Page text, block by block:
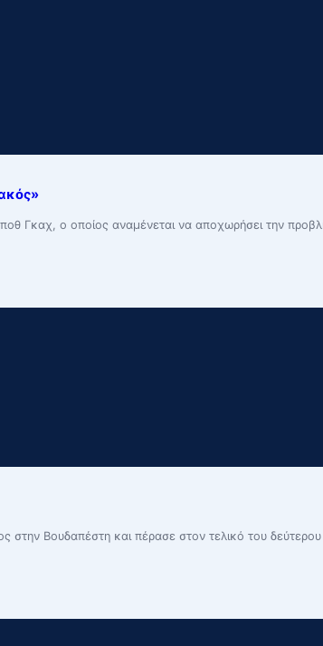
Γκαχ, ο οποίος αναμένεται να αποχωρήσει την
Βουδαπέστη και πέρασε στον τελικό του